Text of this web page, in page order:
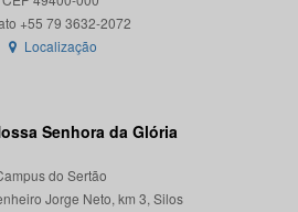
Localização
Senhora da Glória
do Sertão
Jorge Neto, km 3, Silos